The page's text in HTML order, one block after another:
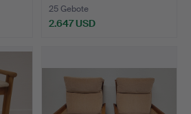
25 Gebote
2.647 USD